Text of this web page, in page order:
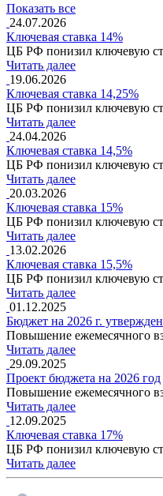
Показать все
24.07.2026
Ключевая ставка 14%
ЦБ РФ понизил ключевую
Читать далее
19.06.2026
Ключевая ставка 14,25%
ЦБ РФ понизил ключевую
Читать далее
24.04.2026
Ключевая ставка 14,5%
ЦБ РФ понизил ключевую
Читать далее
20.03.2026
Ключевая ставка 15%
ЦБ РФ понизил ключевую
Читать далее
13.02.2026
Ключевая ставка 15,5%
ЦБ РФ понизил ключевую
Читать далее
01.12.2025
Бюджет на 2026 г. утвержден
Повышение ежемесячного
Читать далее
29.09.2025
Проект бюджета на 2026 год
Повышение ежемесячного
Читать далее
12.09.2025
Ключевая ставка 17%
ЦБ РФ понизил ключевую
Читать далее